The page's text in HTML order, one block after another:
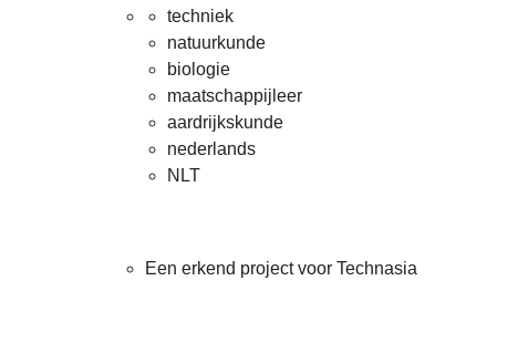
techniek
natuurkunde
biologie
maatschappijleer
aardrijkskunde
nederlands
NLT
Een erkend project voor Technasia